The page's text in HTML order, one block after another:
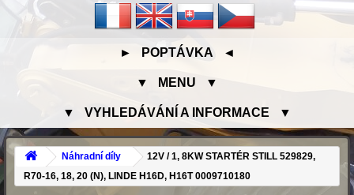
► POPTÁVKA ◄
▼ MENU ▼
▼ VYHLEDÁVÁNÍ A INFORMACE ▼
Náhradní díly
12V / 1, 8KW STARTÉR STILL 529829,
R70-16, 18, 20 (N), LINDE H16D, H16T 0009710180